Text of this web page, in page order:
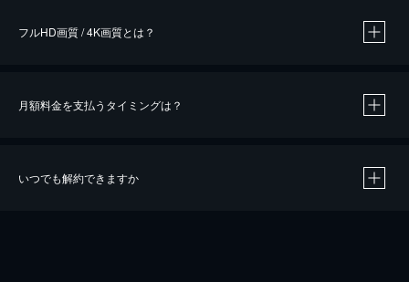
※40％ポイント還元の対象は、クレジットカード決済による作品の購入 / レンタルです。
iOSアプリのUコイン決済による作品の購入 / レンタルは、20％のポイント還元です。
フルHD画質 / 4K画質とは？
月額料金を支払うタイミングは？
いつでも解約できますか